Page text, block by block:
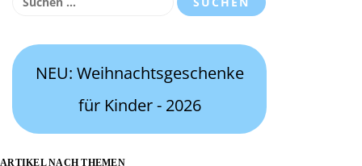
NEU: Weihnachtsgeschenke
für Kinder - 2026
ARTIKEL NACH THEMEN